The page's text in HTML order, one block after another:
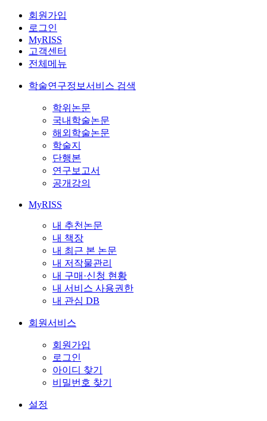
회원가입
로그인
MyRISS
고객센터
전체메뉴
학술연구정보서비스 검색
학위논문
국내학술논문
해외학술논문
학술지
단행본
연구보고서
공개강의
MyRISS
내 추천논문
내 책장
내 최근 본 논문
내 저작물관리
내 구매·신청 현황
내 서비스 사용권한
내 관심 DB
회원서비스
회원가입
로그인
아이디 찾기
비밀번호 찾기
설정